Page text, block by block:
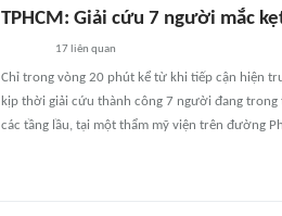
TPHCM: Giải cứu 7 người mắc
17 liên quan
Chỉ trong vòng 20 phút kể từ khi tiếp cận hiện
kịp thời giải cứu thành công 7 người đang
các tầng lầu, tại một thẩm mỹ viện trên đường